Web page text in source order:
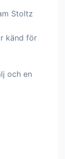
Stoltz
känd för
och en